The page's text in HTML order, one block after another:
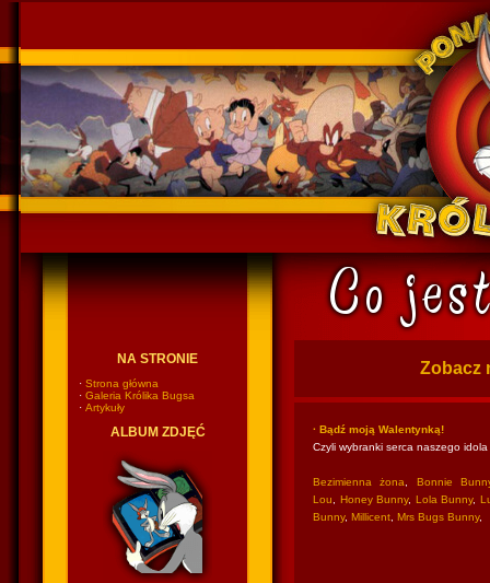
NA STRONIE
· Strona główna
· Galeria Królika Bugsa
· Artykuły
ALBUM ZDJĘĆ
Zobacz
· Bądź moją Walentynką!
Czyli wybranki serca naszego idola
Bezimienna żona
Bonnie
Lou
Honey Bunny, Lola Bunny,
Bunny, Millicent Mrs Bugs Bunny,